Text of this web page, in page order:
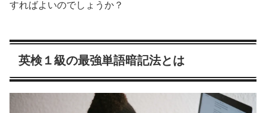
すればよいのでしょうか？
英検１級の最強単語暗記法とは